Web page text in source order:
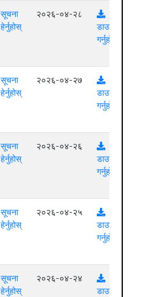
सूचना
हेर्नुहोस्
२०२६-०४-२८
डाउनलोड
गर्नुहोस्
सूचना
हेर्नुहोस्
२०२६-०४-२७
डाउनलोड
गर्नुहोस्
सूचना
हेर्नुहोस्
२०२६-०४-२६
डाउनलोड
गर्नुहोस्
सूचना
हेर्नुहोस्
२०२६-०४-२५
डाउनलोड
गर्नुहोस्
सूचना
हेर्नुहोस्
२०२६-०४-२४
डाउनलोड